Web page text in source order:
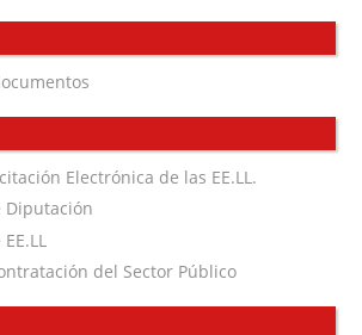
Electrónica de las EE.LL.
Diputación
del Sector Público